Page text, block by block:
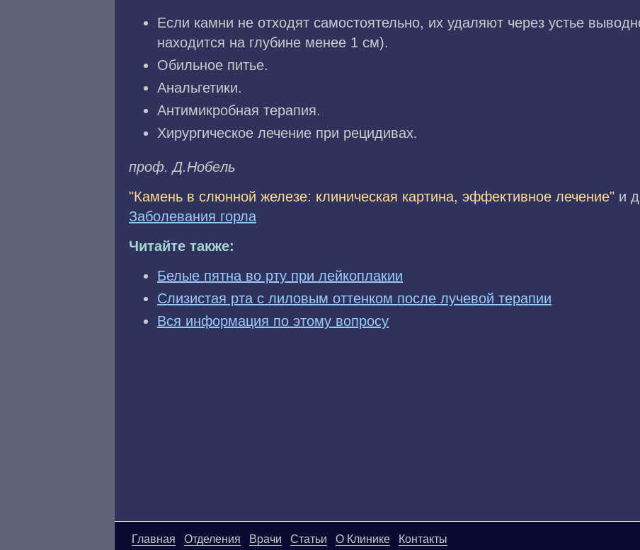
Если камни не отходят самостоятельно, их удаляют через устье
находится на глубине менее 1 см).
Обильное питье.
Анальгетики.
Антимикробная терапия.
Хирургическое лечение при рецидивах.
проф. Д.Hoбeль
"Камень в слюнной железе: клиническая картина, эффективное лечение" и
Заболевания горла
Читайте также:
Белые пятна во рту при лейкоплакии
Слизистая рта с лиловым оттенком после лучевой терапии
Вся информация по этому вопросу
Главная Отделения Врачи Статьи О Клинике Контакты